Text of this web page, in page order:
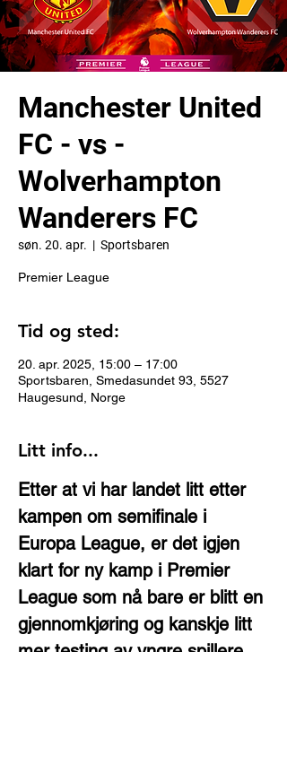
Manchester United
FC - vs -
Wolverhampton
Wanderers FC
søn. 20. apr.
  |
Sportsbaren
Premier League
Tid og sted:
20. apr. 2025, 15:00 – 17:00
Sportsbaren, Smedasundet 93, 5527
Haugesund, Norge
Litt info...
Etter at vi har landet litt etter
kampen om semifinale i
Europa League, er det igjen
klart for ny kamp i Premier
League som nå bare er blitt en
gjennomkjøring og kanskje litt
mer testing av yngre spillere.